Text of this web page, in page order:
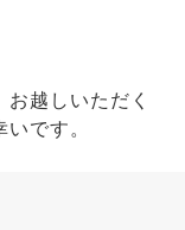
越しいただく
です。